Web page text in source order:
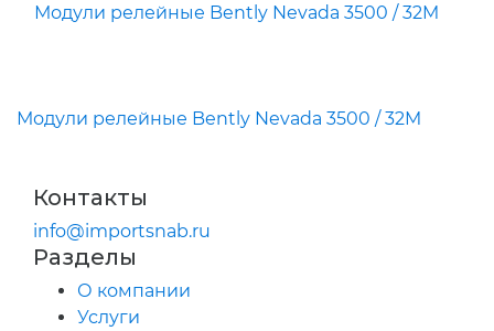
Модули релейные Bently Nevada 3500 / 32M
Контакты
info@importsnab.ru
Разделы
О компании
Услуги